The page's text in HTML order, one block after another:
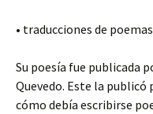
• traducciones de
Su poesía fue publicada
Quevedo. Este la
cómo debía escribirse